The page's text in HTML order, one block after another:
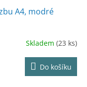
A4, modré
Skladem (23 ks)
Do košíku